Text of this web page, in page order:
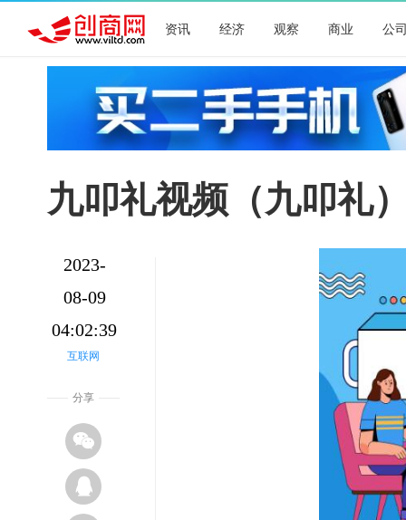
资讯 经济 观察 商业 公
九叩礼视频（九叩礼
2023-
08-09
04:02:39
互联网
分享